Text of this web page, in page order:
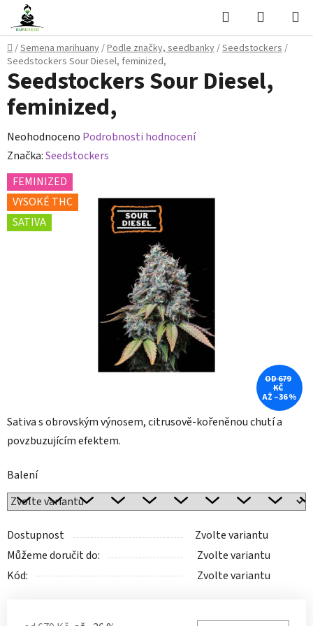
Přejít
obsah
Hledat
KOŠÍK
Domů
/Semena marihuany/Podle značky, seedbanky/Seedstockers/
Seedstockers Sour Diesel, feminized,
Sativa s obrovským výnosem, citrusově-kořeněnou chutí a
povzbuzujícím efektem.
Balení
Dostupnost
Zvolte variantu
Můžeme doručit do:
Zvolte variantu
Kód:
Zvolte variantu
Seedstockers Sour Diesel,
feminized,
Průměrné
hodnocení
produktu
je
0,0
z
Neohodnoceno Podrobnosti hodnocení
Značka:Seedstockers
FEMINIZED
VYSOKÉ THC
SATIVA
OD 679
KČ
AŽ –36 %